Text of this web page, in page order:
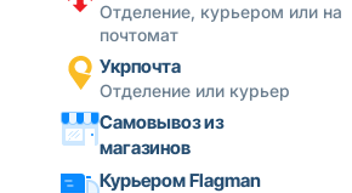
Отделение, курьером или на
почтомат
Укрпочта
Отделение или курьер
Самовывоз из
магазинов
Курьером Flagman